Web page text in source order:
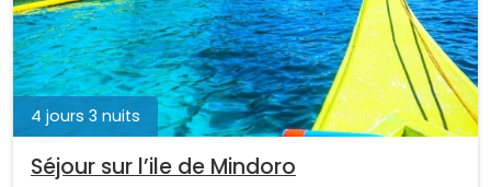
4 jours 3 nuits
Séjour sur l’ile de Mindoro